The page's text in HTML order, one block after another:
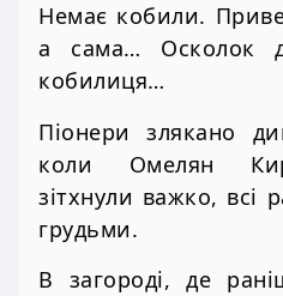
Немає кобили.
а сама… Осколок
кобилиця…
Піонери злякано
коли Омелян
зітхнули важко, всі
грудьми.
В загороді, де